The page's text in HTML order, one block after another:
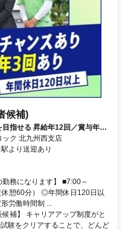
候補)
目指せる 昇給年12回／賞与年3
厚生多数あり
ク 北九州西支店
より送迎あり
務になります】 ■7:00～
憩60分） ◎年間休日120日以
労働時間制 ...
補】 キャリアアップ制度がと
験をクリアすることで、どんど